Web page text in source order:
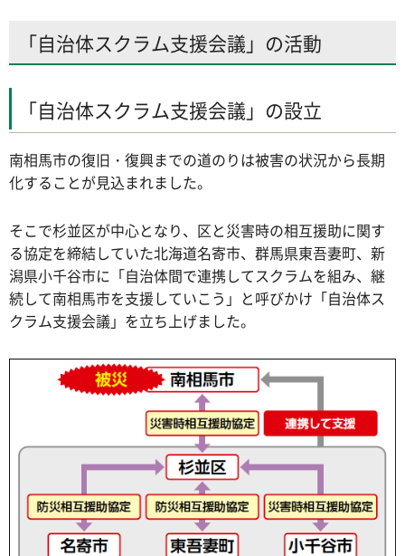
「自治体スクラム支援会議」の活動
「自治体スクラム支援会議」の設立
南相馬市の復旧・復興までの道のりは被害の状況から長期
化することが見込まれました。
そこで杉並区が中心となり、区と災害時の相互援助に関す
る協定を締結していた北海道名寄市、群馬県東吾妻町、新
潟県小千谷市に「自治体間で連携してスクラムを組み、継
続して南相馬市を支援していこう」と呼びかけ「自治体ス
クラム支援会議」を立ち上げました。